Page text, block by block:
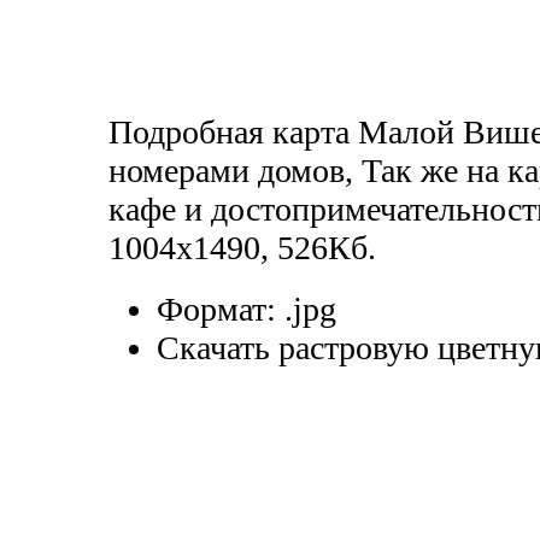
Подробная карта Малой
номерами домов, Так же на
кафе и
1004х1490, 526Кб.
Формат: .jpg
Скачать растровую